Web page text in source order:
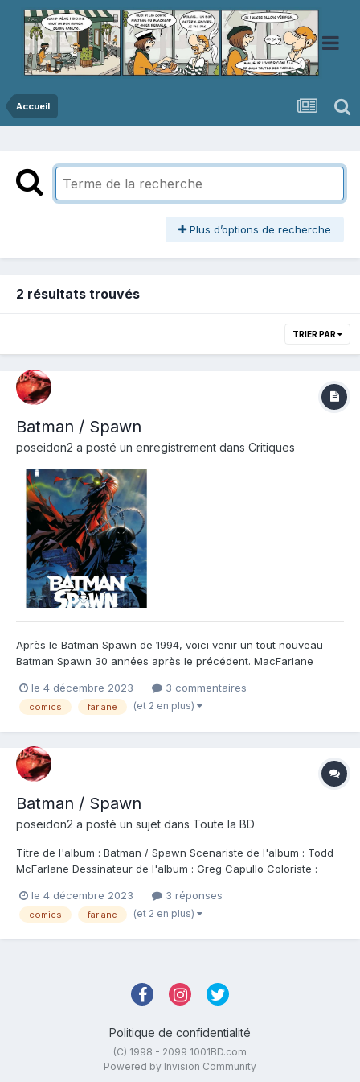
Accueil
Plus d’options de recherche
2 résultats trouvés
TRIER PAR
Batman / Spawn
poseidon2 a posté un enregistrement dans Critiques
Après le Batman Spawn de 1994, voici venir un tout nouveau
Batman Spawn 30 années après le précédent. MacFarlane
Cappulo au dessin. Autant vous dire que graphiquement, c'est
top ! Et l'histoire est elle même très sympa. Bien plus que les p...
le 4 décembre 2023 3 commentaires
comics farlane (et 2 en plus)
Batman / Spawn
poseidon2 a posté un sujet dans Toute la BD
Titre de l'album : Batman / Spawn Scenariste de l'album : Todd
McFarlane Dessinateur de l'album : Greg Capullo Coloriste :
de l'album : Deux héros, maudits par de sombres tragédies,
voient leurs chemins se croise...
le 4 décembre 2023 3 réponses
comics farlane (et 2 en plus)
Politique de confidentialité
(C) 1998 - 2099 1001BD.com
Powered by Invision Community